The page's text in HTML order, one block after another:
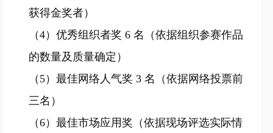
获得金奖者）
（4）优秀组织者奖 6 名（依据组织参赛作品
的数量及质量确定）
（5）最佳网络人气奖 3 名（依据网络投票前
三名）
（6）最佳市场应用奖（依据现场评选实际情